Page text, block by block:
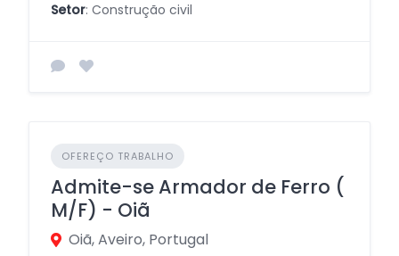
Setor: Construção civil
OFEREÇO TRABALHO
Admite-se Armador de Ferro (
M/F) - Oiã
Oiã, Aveiro, Portugal